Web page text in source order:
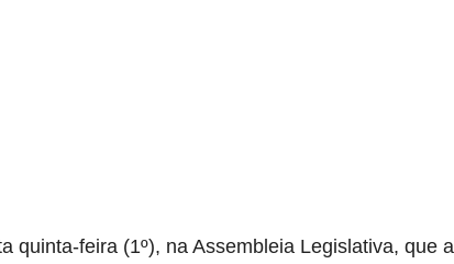
quinta-feira (1º), na Assembleia Legislativa, que a